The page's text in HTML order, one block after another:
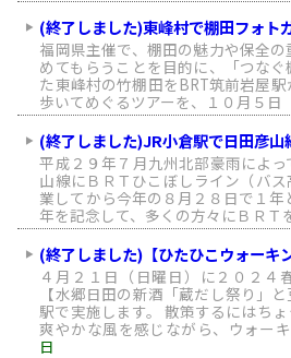
(終了しました)東峰村で棚田フォトガ
福岡県主催で、棚田の魅力や保全
めてもらうことを目的に、「つな
た東峰村の竹棚田をBRT筑前岩屋
歩いてめぐるツアーを、１０月５
(終了しました)JR小倉駅で日田彦山線「BRTひこぼしライ
平成２９年７月九州北部豪雨によ
山線にＢＲＴひこぼしライン（バ
業してから今年の８月２８日で１年
年を記念して、多くの方々にＢＲ
(終了しました)【ひたひこウォーキング】水郷日田の新酒
４月２１日（日曜日）に２０２４
【水郷日田の新酒「蔵だし祭り」
駅で実施します。 散策するにはち
爽やかな風を感じながら、ウォー
日